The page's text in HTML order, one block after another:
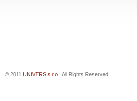
© 2011 UNIVERS s.r.o. , All Rights Reserved